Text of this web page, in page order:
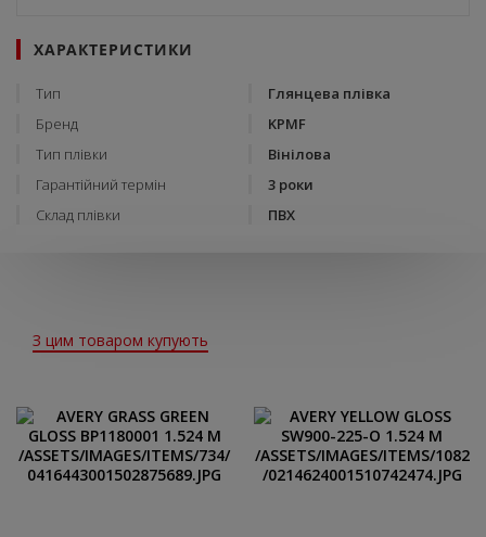
ХАРАКТЕРИСТИКИ
Тип
Глянцева плівка
Бренд
KPMF
Тип плівки
Вінілова
Гарантійний термін
3 роки
Склад плівки
ПВХ
З цим товаром купують